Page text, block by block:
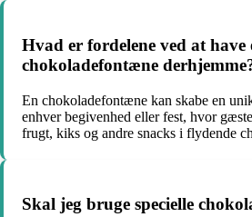
Hvad er fordelene ved at have
chokoladefontæne
En chokoladefontæne kan skabe en
enhver begivenhed eller fest, hvor
frugt, kiks og andre snacks i flydende
Skal jeg bruge specielle